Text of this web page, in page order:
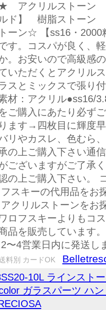
★ アクリルストーン
ルド】 樹脂ストー
ーン☆ 【ss16・2000
す。コスパが良く、
。お安いので高級感
いただくとアクリル
スとミックスで張り
材：アクリル●ss16/
ご購入にあたり必ず
ます→四枚目に輝度
リやカスレ、色むら
の上ご購入下さい通
ございますがご了承
の上ご購入下さい
スキーの代用品を
クリルストーンをお
ロフスキーよりもコ
品を販売しています
〜4営業日内に発送し
料別 カードOK
10L ラインスト
ガラスパーツ ハ